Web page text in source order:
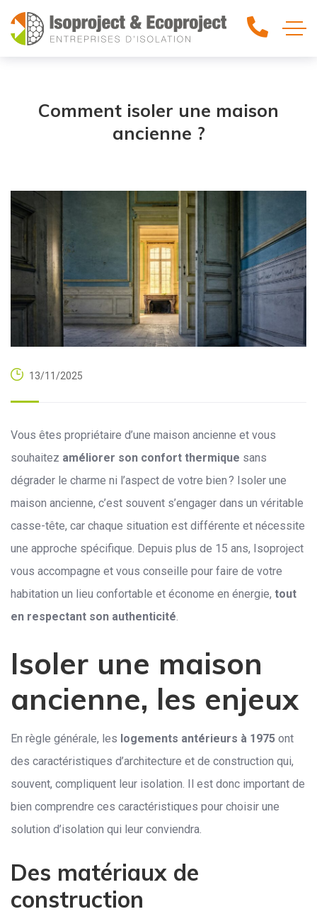
Comment isoler une maison
ancienne ?
13/11/2025
Vous êtes propriétaire d’une maison ancienne et vous
souhaitez améliorer son confort thermique sans
dégrader le charme ni l’aspect de votre bien ? Isoler une
maison ancienne, c’est souvent s’engager dans un véritable
casse-tête, car chaque situation est différente et nécessite
une approche spécifique. Depuis plus de 15 ans, Isoproject
vous accompagne et vous conseille pour faire de votre
habitation un lieu confortable et économe en énergie, tout
en respectant son authenticité
Isoler une maison
ancienne, les enjeux
En règle générale, les logements antérieurs à 1975 ont
des caractéristiques d’architecture et de construction qui,
souvent, compliquent leur isolation. Il est donc important de
bien comprendre ces caractéristiques pour choisir une
solution d’isolation qui leur conviendra.
Des matériaux de
construction